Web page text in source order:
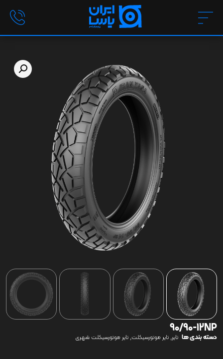
90/90-12NP
دسته بندی ها تایر, تایر موتورسیکلت, تایر موتورسیکلت شهری